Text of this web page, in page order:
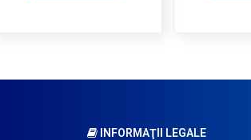
INFORMAŢII LEGALE